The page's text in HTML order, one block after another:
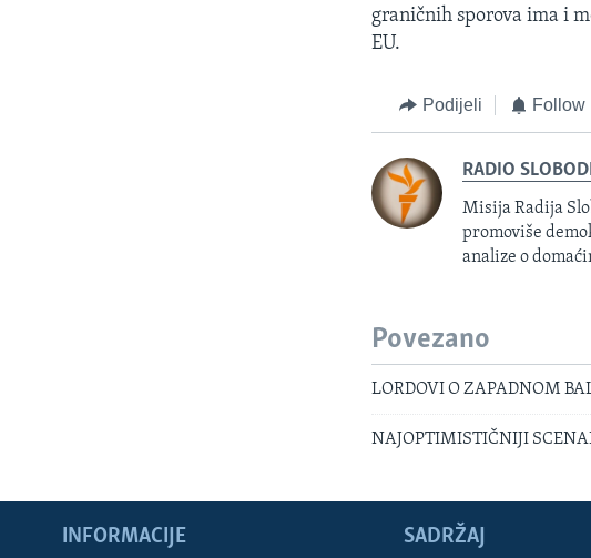
graničnih sporova ima i
EU.
Podijeli Follow
RADIO
Misija Radija
promoviše
analize o
Povezano
LORDOVI O ZAPADNOM
NAJOPTIMISTIČNIJI
INFORMACIJE SADRŽAJ